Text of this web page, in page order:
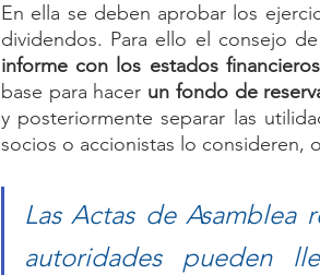
En ella se deben aprobar los
dividendos. Para ello el consejo
informe con los estados financieros
base para hacer un fondo de
y posteriormente separar las
socios o accionistas lo consideren,
Las Actas de Asamblea
autoridades pueden